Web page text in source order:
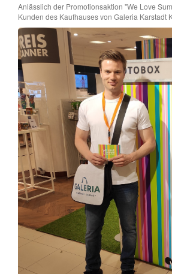
Anlässlich der Promotionsaktion "We Love
Kunden des Kaufhauses von Galeria Karstadt